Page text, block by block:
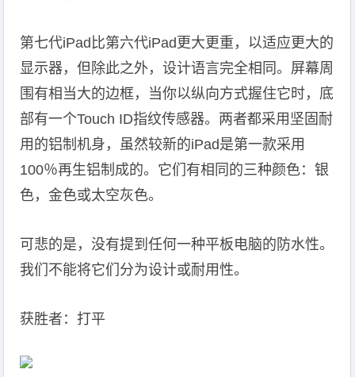
第七代iPad比第六代iPad更大更重，以适应更大的
显示器，但除此之外，设计语言完全相同。屏幕周
围有相当大的边框，当你以纵向方式握住它时，底
部有一个Touch ID指纹传感器。两者都采用坚固耐
用的铝制机身，虽然较新的iPad是第一款采用
100％再生铝制成的。它们有相同的三种颜色：银
色，金色或太空灰色。
可悲的是，没有提到任何一种平板电脑的防水性。
我们不能将它们分为设计或耐用性。
获胜者：打平